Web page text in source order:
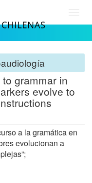
grammar in
evolve to
a la gramática en
evolucionan a